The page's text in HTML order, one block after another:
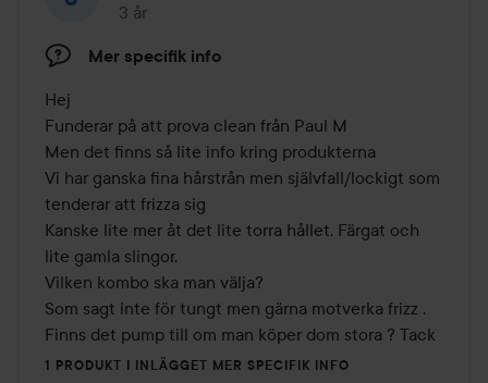
3 år
Inlägget skapades 3 år
Mer specifik info
Hej
Funderar på att prova clean från Paul M
Men det finns så lite info kring produkterna
Vi har ganska fina hårstrån men självfall/lockigt som
tenderar att frizza sig
Kanske lite mer åt det lite torra hållet. Färgat och
lite gamla slingor.
Vilken kombo ska man välja?
Som sagt inte för tungt men gärna motverka frizz .
Finns det pump till om man köper dom stora ? Tack
1 PRODUKT I INLÄGGET MER SPECIFIK INFO